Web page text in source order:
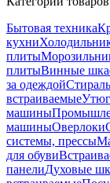
Бытовая техника
кухни
плиты
плитыВинные
за одеждой
встраиваемые
машины
машиныОверлоки
системы, прессы
для обуви
панелиДуховые